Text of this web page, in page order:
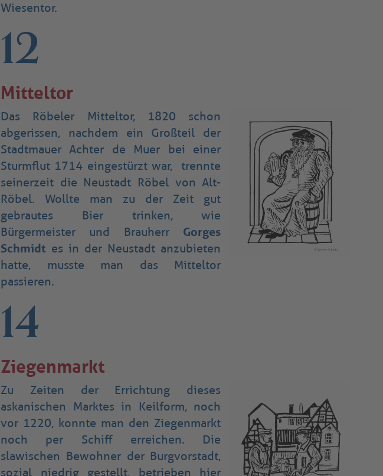
Wiesentor.
12
Mitteltor
Das Röbeler Mitteltor, 1820 schon
abgerissen, nachdem ein Großteil der
Stadtmauer Achter de Muer bei einer
Sturmflut 1714 eingestürzt war, trennte
seinerzeit die Neustadt Röbel von Alt-
Röbel. Wollte man zu der Zeit gut
gebrautes Bier trinken, wie
Bürgermeister und Brauherr Gorges
Schmidt es in der Neustadt anzubieten
hatte, musste man das Mitteltor
passieren.
14
Ziegenmarkt
Zu Zeiten der Errichtung dieses
askanischen Marktes in Keilform, noch
vor 1220, konnte man den Ziegenmarkt
noch per Schiff erreichen. Die
slawischen Bewohner der Burgvorstadt,
sozial niedrig gestellt, betrieben hier